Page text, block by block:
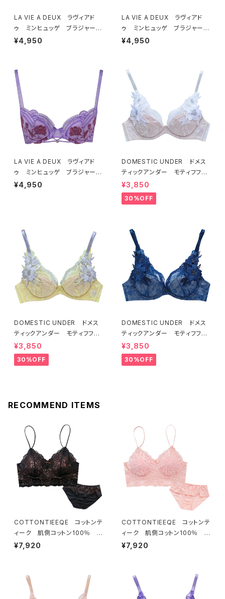
LA VIE A DEUX ラヴィアド
ゥ ミンヒュッゲ ブラジャー
（ブラック）BRA BLACK 2249
¥4,950
LA VIE A DEUX ラヴィアド
ゥ ミンヒュッゲ ブラジャー
（ヒュッゲオレンジ）BRA HYGG
¥4,950
LA VIE A DEUX ラヴィアド
ゥ ミンヒュッゲ ブラジャー
（ライラック）BRA LILAC 2249
¥4,950
DOMESTIC UNDER ドメス
ティックアンダー モティフフル
ール ブラジャー（オフホワイ
ト）D2255
¥3,850
30%OFF
DOMESTIC UNDER ドメス
ティックアンダー モティフフル
ール ブラジャー（レモネード）
D2255 送料無料
¥3,850
30%OFF
DOMESTIC UNDER ドメス
ティックアンダー モティフフル
ール ブラジャー（ブルー）D22
55
¥3,850
30%OFF
RECOMMEND ITEMS
COTTONTIEEQE コットンテ
ィーク 肌側コットン100％ ソ
フトブラ ＆ ショーツセット（ブラ
¥7,920
COTTONTIEEQE コットンテ
ィーク 肌側コットン100％ ソ
フトブラ ＆ ショーツセット（ピー
¥7,920